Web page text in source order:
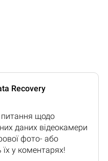
Recovery
щодо
даних відеокамери
фото- або
у коментарях!